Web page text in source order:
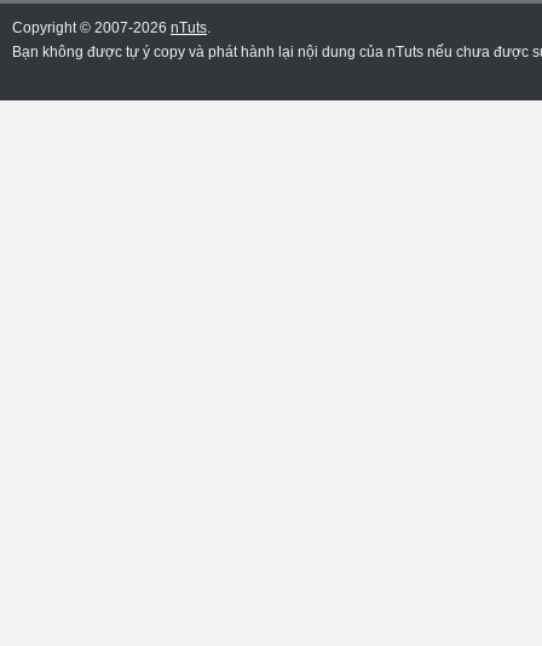
Copyright © 2007-2026 nTuts.
Bạn không được tự ý copy và phát hành lại nội dung của nTuts nếu chưa được